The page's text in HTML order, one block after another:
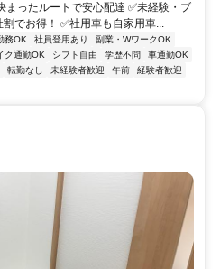
まったルートで安心配達 ✅未経験・ブ
でお得！ ✅社用車も自家用車...
務OK 社員登用あり
副業・WワークOK
ク通勤OK シフト自由 学歴不問
車通勤OK
転勤なし 未経験者歓迎 午前
経験者歓迎